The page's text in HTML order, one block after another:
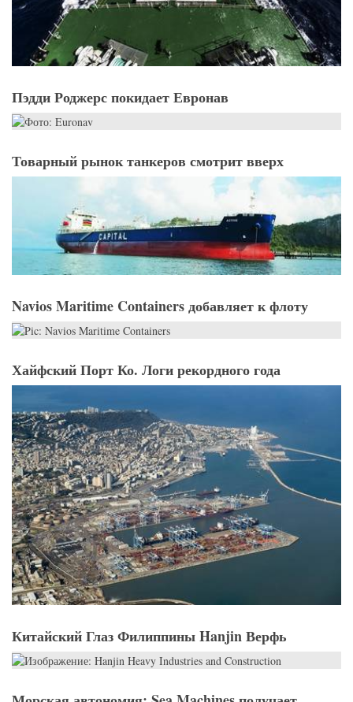
Пэдди Роджерс покидает Евронав
Товарный рынок танкеров смотрит вверх
Navios Maritime Containers добавляет к флоту
Хайфский Порт Ко. Логи рекордного года
Китайский Глаз Филиппины Hanjin Верфь